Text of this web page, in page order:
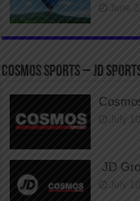
June
COSMOS SPORTS – JD
July
JD
July